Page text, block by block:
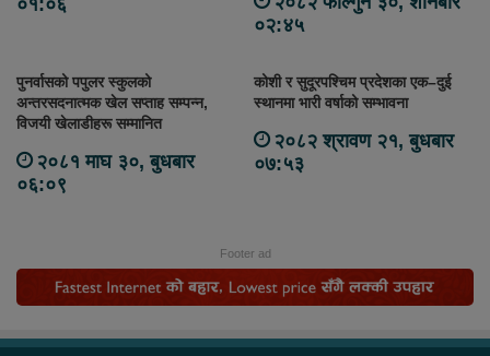
०१:०६
०२:४५
पुनर्वासको पपुलर स्कुलको
अन्तरसदनात्मक खेल सप्ताह सम्पन्न,
विजयी खेलाडीहरू सम्मानित
२०८१ माघ ३०, बुधबार
०६:०९
कोशी र सुदूरपश्चिम प्रदेशका एक–दुई
स्थानमा भारी वर्षाको सम्भावना
२०८२ श्रावण २१, बुधबार
०७:५३
Footer ad